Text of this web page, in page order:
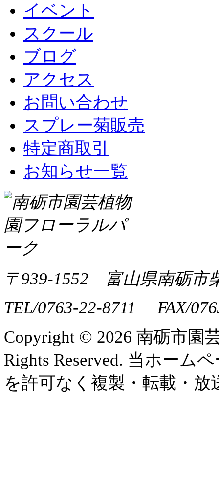
イベント
スクール
ブログ
アクセス
お問い合わせ
スプレー菊販売
特定商取引
お知らせ一覧
〒939-1552 富山県南砺市
TEL/0763-22-8711 FAX/
Copyright © 2026 南砺市園
Rights Reserved. 当ホーム
を許可なく複製・転載・